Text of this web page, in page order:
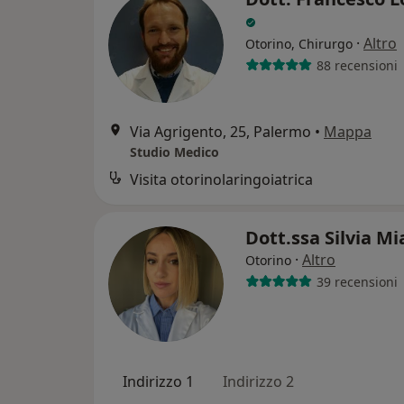
Otorino, Chirurgo · Altro
88 recensioni
Via Agrigento, 25, Palermo • Mappa
Studio Medico
Visita otorinolaringoiatrica
Dott.ssa Silvia
Otorino · Altro
39 recensioni
Indirizzo 1 Indirizzo 2